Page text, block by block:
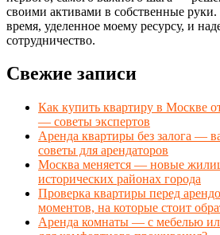
своими активами в собственные руки.
время, уделенное моему ресурсу, и
сотрудничество.
Свежие записи
Как купить квартиру в Москве
— советы экспертов
Аренда квартиры без залога —
советы для арендаторов
Москва меняется — новые
исторических районах города
Проверка квартиры перед
моментов, на которые стоит
Аренда комнаты — с мебелью